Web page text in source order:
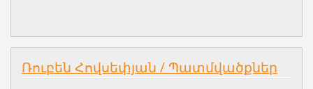
Ռուբեն Հովսեփյան / Պատմվածքներ